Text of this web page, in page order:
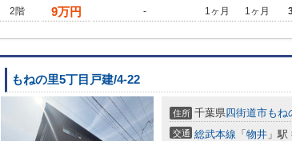
2階
9万円 - 1ヶ月 1ヶ月
もねの里5丁目戸建/4-22
住所 千葉県四街道市もね
交通 総武本線 「 物井 」